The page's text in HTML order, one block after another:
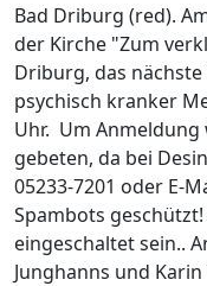
Bad Driburg (red).
der Kirche "Zum
Driburg, das
psychisch kranker
Uhr. Um Anmeldung
gebeten, da bei
05233-7201 oder E-
Spambots geschützt!
eingeschaltet sein..
Junghanns und